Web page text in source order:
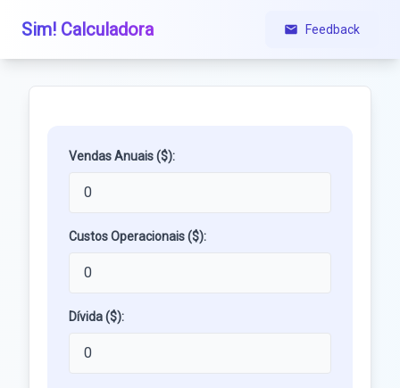
Sim! Calculadora Feedback
Vendas Anuais ($):
Custos Operacionais ($):
Dívida ($):